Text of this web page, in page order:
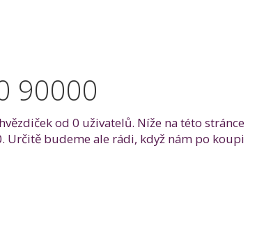
90000
od 0 uživatelů. Níže na této stránce
Určitě budeme ale rádi, když nám po koupi